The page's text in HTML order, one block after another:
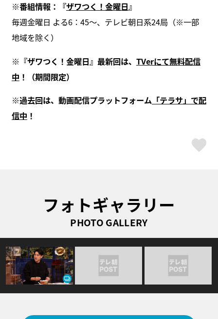
※番組情報：『ザワつく！金曜日』
毎週金曜日 よる6：45〜、テレビ朝日系24局（※一部
地域を除く）
※『ザワつく！金曜日』最新回は、 TVerにて無料配信
中 ！（期間限定）
※過去回は、動画配信プラットフォーム「テラサ」で配
信中 ！
フォトギャラリー
PHOTO GALLERY